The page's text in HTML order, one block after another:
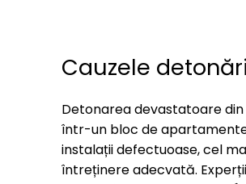
Cauzele
Detonarea devastatoare
într-un bloc de
instalații defectuoase, cel
întreținere adecvată.